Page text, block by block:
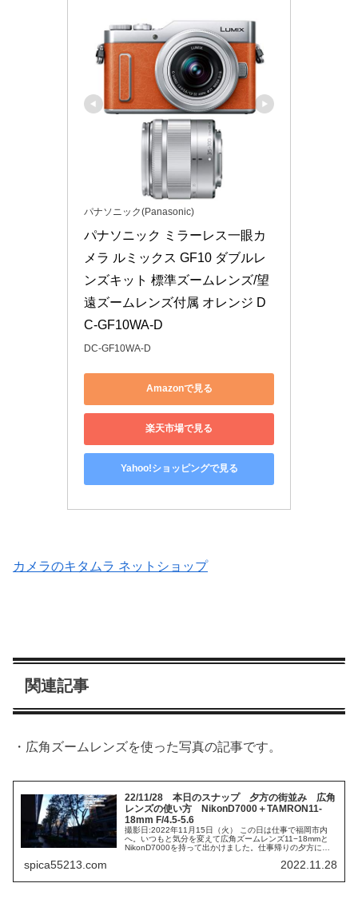
パナソニック(Panasonic)
パナソニック ミラーレス一眼カ
メラ ルミックス GF10 ダブルレ
ンズキット 標準ズームレンズ/望
遠ズームレンズ付属 オレンジ D
C-GF10WA-D
DC-GF10WA-D
Amazonで見る
楽天市場で見る
Yahoo!ショッピングで見る
カメラのキタムラ ネットショップ
関連記事
・広角ズームレンズを使った写真の記事です。
22/11/28 本日のスナップ 夕方の街並み 広角
レンズの使い方 NikonD7000＋TAMRON11-
18mm F/4.5-5.6
撮影日:2022年11月15日（火） この日は仕事で福岡市内
へ。いつもと気分を変えて広角ズームレンズ11−18mmと
NikonD7000を持って出かけました。仕事帰りの夕方に撮
spica55213.com 2022.11.28